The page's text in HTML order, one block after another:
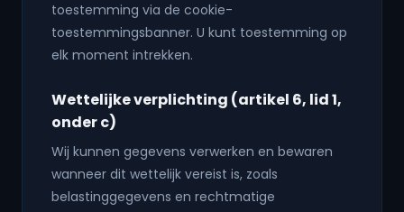
toestemming via de cookie-
toestemmingsbanner. U kunt toestemming op
elk moment intrekken.
Wettelijke verplichting (artikel 6, lid 1,
onder c)
Wij kunnen gegevens verwerken en bewaren
wanneer dit wettelijk vereist is, zoals
belastinggegevens en rechtmatige